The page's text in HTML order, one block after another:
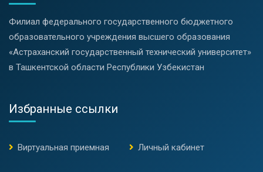
Филиал федерального государственного бюджетного
образовательного учреждения высшего образования
«Астраханский государственный технический университет»
в Ташкентской области Республики Узбекистан
Избранные ссылки
Виртуальная приемная Личный кабинет